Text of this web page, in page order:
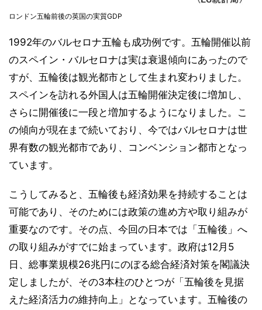
ロンドン五輪前後の英国の実質GDP
1992年のバルセロナ五輪も成功例です。五輪開催以前
のスペイン・バルセロナは実は衰退傾向にあったので
すが、五輪後は観光都市として生まれ変わりました。
スペインを訪れる外国人は五輪開催決定後に増加し、
さらに開催後に一段と増加するようになりました。こ
の傾向が現在まで続いており、今ではバルセロナは世
界有数の観光都市であり、コンベンション都市となっ
ています。
こうしてみると、五輪後も経済効果を持続することは
可能であり、そのためには政策の進め方や取り組みが
重要なのです。その点、今回の日本では「五輪後」へ
の取り組みがすでに始まっています。政府は12月5
日、総事業規模26兆円にのぼる総合経済対策を閣議決
定しましたが、その3本柱のひとつが「五輪後を見据
えた経済活力の維持向上」となっています。五輪後の